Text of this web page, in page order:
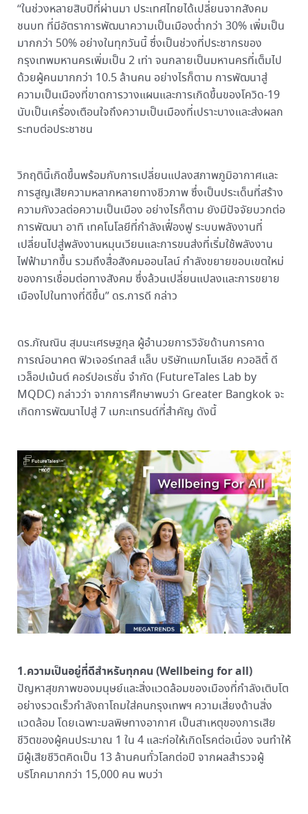
“ในช่วงหลายสิบปีที่ผ่านมา ประเทศไทยได้เปลี่ยนจากสังคม
ชนบท ที่มีอัตราการพัฒนาความเป็นเมืองต่ำกว่า 30% เพิ่มเป็น
มากกว่า 50% อย่างในทุกวันนี้ ซึ่งเป็นช่วงที่ประชากรของ
กรุงเทพมหานครเพิ่มเป็น 2 เท่า จนกลายเป็นมหานครที่เต็มไป
ด้วยผู้คนมากกว่า 10.5 ล้านคน อย่างไรก็ตาม การพัฒนาสู่
ความเป็นเมืองที่ขาดการวางแผนและการเกิดขึ้นของโควิด-19
นับเป็นเครื่องเตือนใจถึงความเป็นเมืองที่เปราะบางและส่งผลก
ระทบต่อประชาชน
วิกฤตินี้เกิดขึ้นพร้อมกับการเปลี่ยนแปลงสภาพภูมิอากาศและ
การสูญเสียความหลากหลายทางชีวภาพ ซึ่งเป็นประเด็นที่สร้าง
ความกังวลต่อความเป็นเมือง อย่างไรก็ตาม ยังมีปัจจัยบวกต่อ
การพัฒนา อาทิ เทคโนโลยีที่กำลังเฟื่องฟู ระบบพลังงานที่
เปลี่ยนไปสู่พลังงานหมุนเวียนและการขนส่งที่เริ่มใช้พลังงาน
ไฟฟ้ามากขึ้น รวมถึงสื่อสังคมออนไลน์ กำลังขยายขอบเขตใหม่
ของการเชื่อมต่อทางสังคม ซึ่งล้วนเปลี่ยนแปลงและการขยาย
เมืองไปในทางที่ดีขึ้น” ดร.การดี กล่าว
ดร.ภัณณิน สุมนะเศรษฐกุล ผู้อำนวยการวิจัยด้านการคาด
การณ์อนาคต ฟิวเจอร์เทลส์ แล็บ บริษัทแมกโนเลีย ควอลิตี้ ดี
เวล็อปเม้นต์ คอร์ปอเรชั่น จำกัด (FutureTales Lab by
MQDC) กล่าวว่า จากการศึกษาพบว่า Greater Bangkok จะ
เกิดการพัฒนาไปสู่ 7 เมกะเทรนด์ที่สำคัญ ดังนี้
1.ความเป็นอยู่ที่ดีสำหรับทุกคน (Wellbeing for all)
ปัญหาสุขภาพของมนุษย์และสิ่งแวดล้อมของเมืองที่กำลังเติบโต
อย่างรวดเร็วกำลังถาโถมใส่คนกรุงเทพฯ ความเสี่ยงด้านสิ่ง
แวดล้อม โดยเฉพาะมลพิษทางอากาศ เป็นสาเหตุของการเสีย
ชีวิตของผู้คนประมาณ 1 ใน 4 และก่อให้เกิดโรคต่อเนื่อง จนทำให้
มีผู้เสียชีวิตคิดเป็น 13 ล้านคนทั่วโลกต่อปี จากผลสำรวจผู้
บริโภคมากกว่า 15,000 คน พบว่า